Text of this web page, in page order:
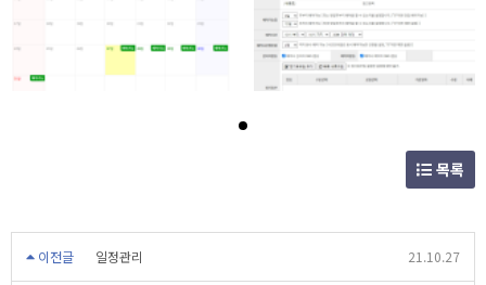
목록
이전글 일정관리 21.10.27